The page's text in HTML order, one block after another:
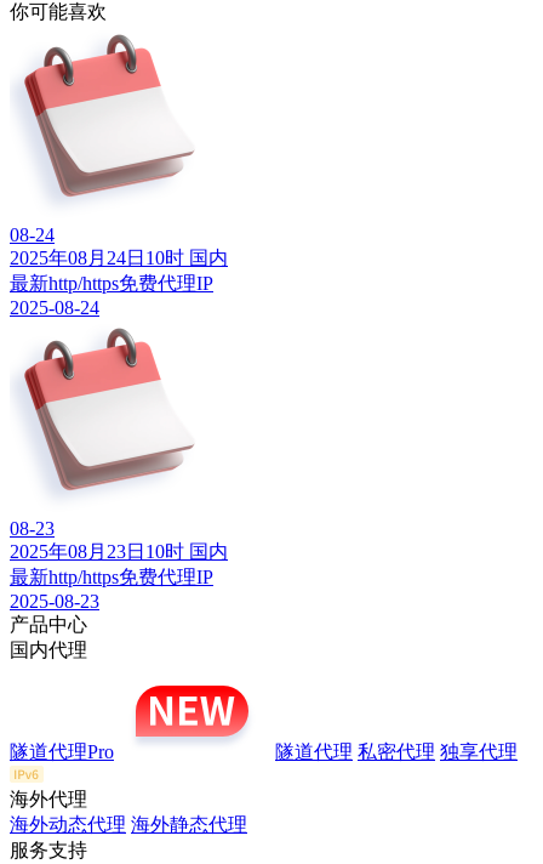
你可能喜欢
08-24
2025年08月24日10时 国内
最新http/https免费代理IP
2025-08-24
08-23
2025年08月23日10时 国内
最新http/https免费代理IP
2025-08-23
产品中心
国内代理
隧道代理Pro 隧道代理 私密代理 独享代理
海外代理
海外动态代理 海外静态代理
服务支持